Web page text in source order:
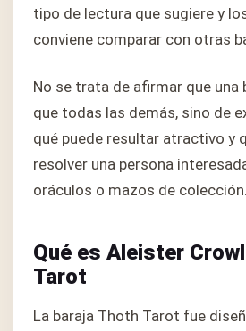
tipo de lectura que sugiere y
conviene comparar con otras
No se trata de afirmar que una
que todas las demás, sino de
qué puede resultar atractivo y
resolver una persona
oráculos o mazos de colección.
Qué es Aleister
Tarot
La baraja Thoth Tarot fue